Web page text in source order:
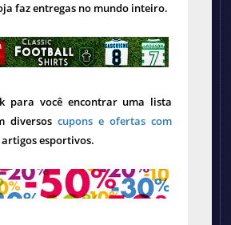
faz entregas no mundo inteiro.
para você encontrar uma lista
diversos cupons e ofertas com
artigos esportivos.